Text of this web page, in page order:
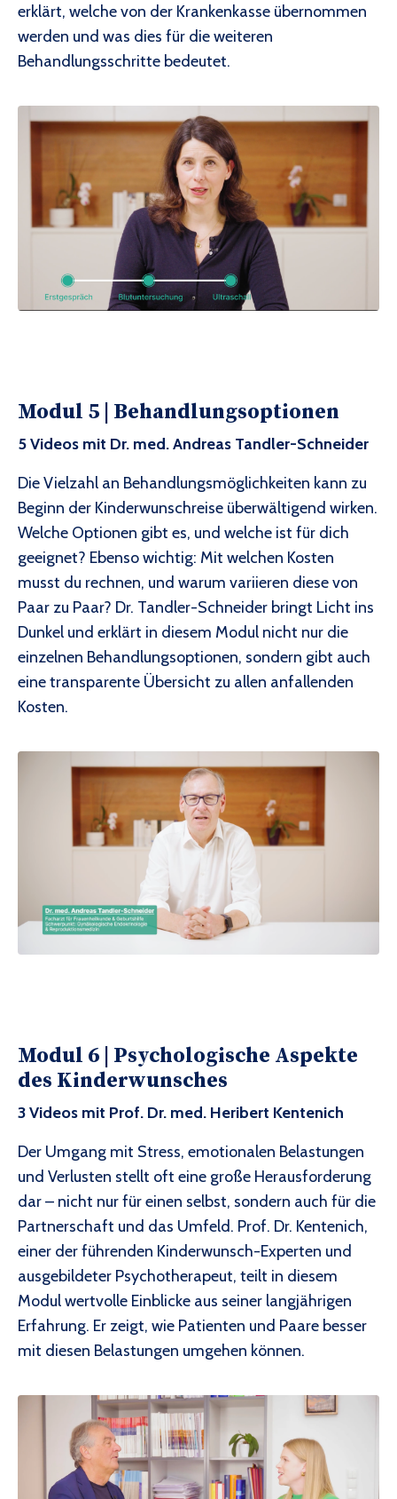
erklärt, welche von der Krankenkasse übernommen
werden und was dies für die weiteren
Behandlungsschritte bedeutet.
Modul 5 | Behandlungsoptionen
5 Videos mit Dr. med. Andreas Tandler-Schneider
Die Vielzahl an Behandlungsmöglichkeiten kann zu
Beginn der Kinderwunschreise überwältigend wirken.
Welche Optionen gibt es, und welche ist für dich
geeignet? Ebenso wichtig: Mit welchen Kosten
musst du rechnen, und warum variieren diese von
Paar zu Paar? Dr. Tandler-Schneider bringt Licht ins
Dunkel und erklärt in diesem Modul nicht nur die
einzelnen Behandlungsoptionen, sondern gibt auch
eine transparente Übersicht zu allen anfallenden
Kosten.
Modul 6 | Psychologische Aspekte
des Kinderwunsches
3 Videos mit Prof. Dr. med. Heribert Kentenich
Der Umgang mit Stress, emotionalen Belastungen
und Verlusten stellt oft eine große Herausforderung
dar – nicht nur für einen selbst, sondern auch für die
Partnerschaft und das Umfeld. Prof. Dr. Kentenich,
einer der führenden Kinderwunsch-Experten und
ausgebildeter Psychotherapeut, teilt in diesem
Modul wertvolle Einblicke aus seiner langjährigen
Erfahrung. Er zeigt, wie Patienten und Paare besser
mit diesen Belastungen umgehen können.